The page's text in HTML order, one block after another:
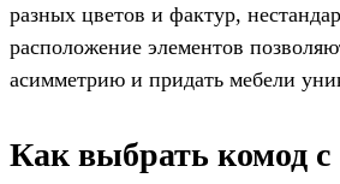
разных цветов и фактур,
расположение элементов
асимметрию и придать мебели
Как выбрать комод с